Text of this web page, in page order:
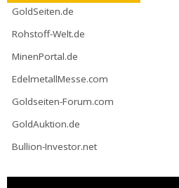
GoldSeiten.de
Rohstoff-Welt.de
MinenPortal.de
EdelmetallMesse.com
Goldseiten-Forum.com
GoldAuktion.de
Bullion-Investor.net